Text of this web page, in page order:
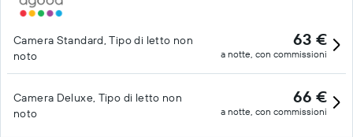
Camera Standard, Tipo di letto non
noto
63 €
a notte, con commissioni
Camera Deluxe, Tipo di letto non
noto
66 €
a notte, con commissioni